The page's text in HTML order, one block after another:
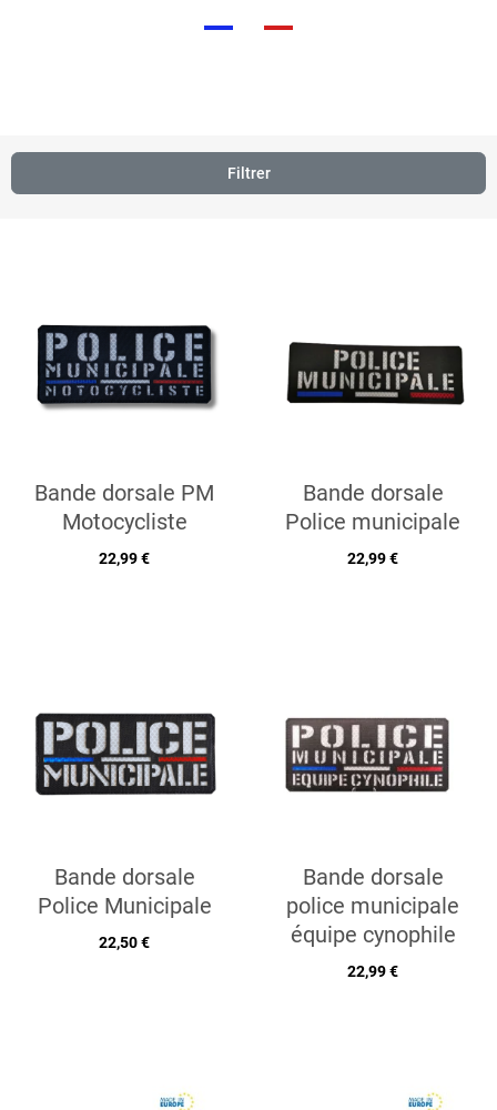
Filtrer
Bande dorsale PM
Motocycliste
22,99 €
Bande dorsale
Police municipale
22,99 €
Bande dorsale
Police Municipale
22,50 €
Bande dorsale
police municipale
équipe cynophile
22,99 €